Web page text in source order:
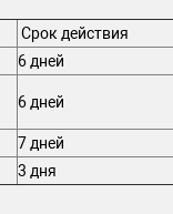
Срок действия
6 дней
6 дней
7 дней
3 дня